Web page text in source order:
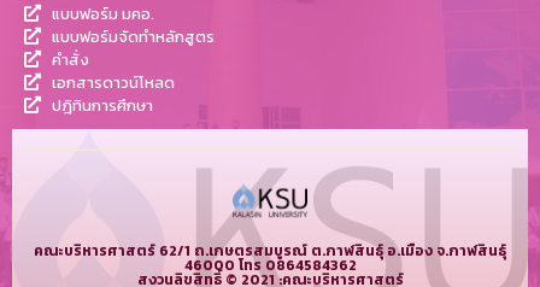
แบบฟอร์ม มคอ.
แบบฟอร์มจัดทำหลักสูตร
คำสั่ง
เอกสารดาวน์โหลด
ปฎิทินการศึกษา
คณะบริหารศาสตร์ 62/1 ถ.เกษตรสมบูรณ์ ต.กาฬสินธุ์ อ.เมือง จ.กาฬสินธุ์
46000 โทร 0864584362
สงวนลิขสิทธิ์ © 2021 :คณะบริหารศาสตร์